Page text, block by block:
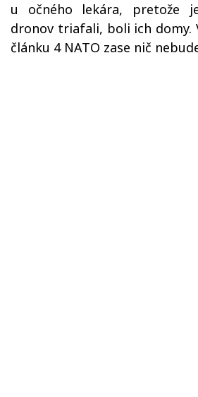
u očného lekára, pretože
dronov triafali, boli ich domy.
článku 4 NATO zase nič